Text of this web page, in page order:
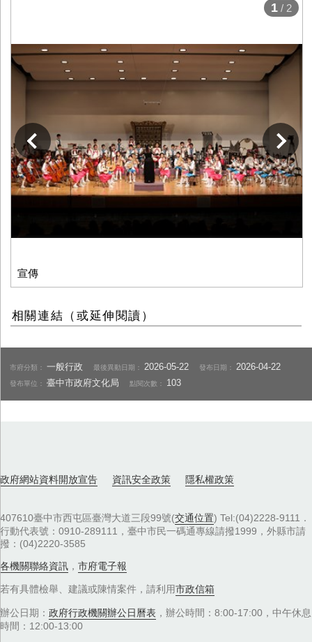
宣傳
下一張
1 / 2
相關連結（或延伸閱讀）
市府分類：一般行政 最後異動日期：2026-05-22 發布日期：2026-04-22
發布單位：臺中市政府文化局 點閱次數： 103
政府網站資料開放宣告 資訊安全政策 隱私權政策
407610臺中市西屯區臺灣大道三段99號(交通位置) Tel:(04)2228-9111．
行動代表號：0910-289111，臺中市民一碼通專線請撥1999，外縣市請
撥：(04)2220-3585
各機關聯絡資訊 ， 市府電子報
若有具體檢舉、建議或陳情案件，請利用市政信箱
辦公日期： 政府行政機關辦公日曆表 ，辦公時間：8:00-17:00，中午休息
時間：12:00-13:00